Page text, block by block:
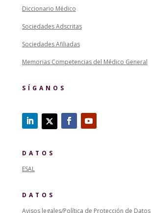
Diccionario Médico
Sociedades Adscritas
Sociedades Afiliadas
Memorias Competencias del Médico General
SÍGANOS
DATOS
ESAL
DATOS
Avisos legales/Política de Protección de Datos